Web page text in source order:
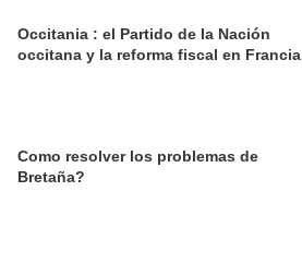
Occitania : el Partido de la Nación
occitana y la reforma fiscal en Francia
Como resolver los problemas de
Bretaña?